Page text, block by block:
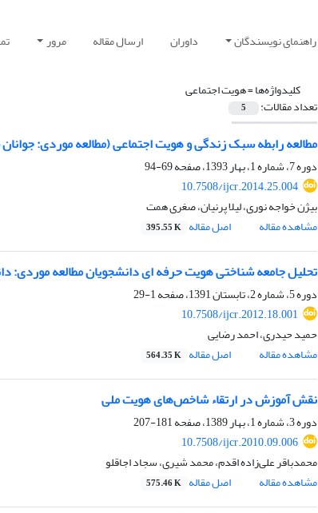
راهنمای نویسندگان داوران ارسال مقاله مرور
کلیدواژه‌ها =هویت اجتماعی
تعداد مقالات: 5
مطالعه رابطه سبک زندگی و هویت اجتماعی (مطالعه موردی:
دوره 7، شماره 1، بهار 1393، صفحه
69-94
10.7508/ijcr.2014.25.004
بیژن خواجه نوری، لیلا پرنیان، صغری همت
مشاهده مقاله
اصل مقاله 395.55 K
تحلیل جامعه شناختی هویت حرفه ای دانشجویان مطالعه موردی:
دوره 5، شماره 2، تابستان 1391، صفحه
1-29
10.7508/ijcr.2012.18.001
حمید حیدری، احمد رضایی
مشاهده مقاله
اصل مقاله 564.35 K
نقش آموزش در ارتقاء شاخص‌های هویت ملی
دوره 3، شماره 1، بهار 1389، صفحه
181-207
10.7508/ijcr.2010.09.006
محمدباقر علی‌زاده اقدم، محمد شیری، سجاد اجاقلو
مشاهده مقاله
اصل مقاله 575.46 K